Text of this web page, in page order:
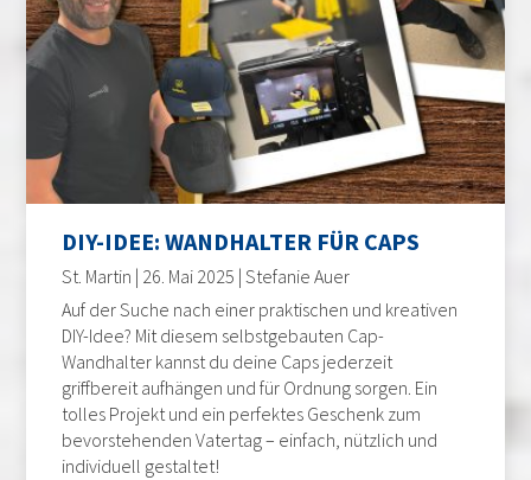
DIY-IDEE: WANDHALTER FÜR CAPS
St. Martin | 26. Mai 2025 | Stefanie Auer
Auf der Suche nach einer praktischen und kreativen
DIY-Idee? Mit diesem selbstgebauten Cap-
Wandhalter kannst du deine Caps jederzeit
griffbereit aufhängen und für Ordnung sorgen. Ein
tolles Projekt und ein perfektes Geschenk zum
bevorstehenden Vatertag – einfach, nützlich und
individuell gestaltet!